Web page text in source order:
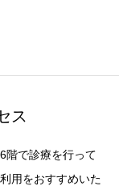
ス
階で診療を行って
用をおすすめいた